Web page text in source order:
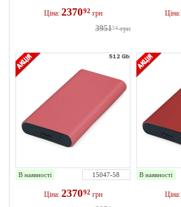
Ціна: 237092 грн
395154 грн
Ціна:
В наявності 15047-58
Ціна: 237092 грн
В наявності
Ціна: